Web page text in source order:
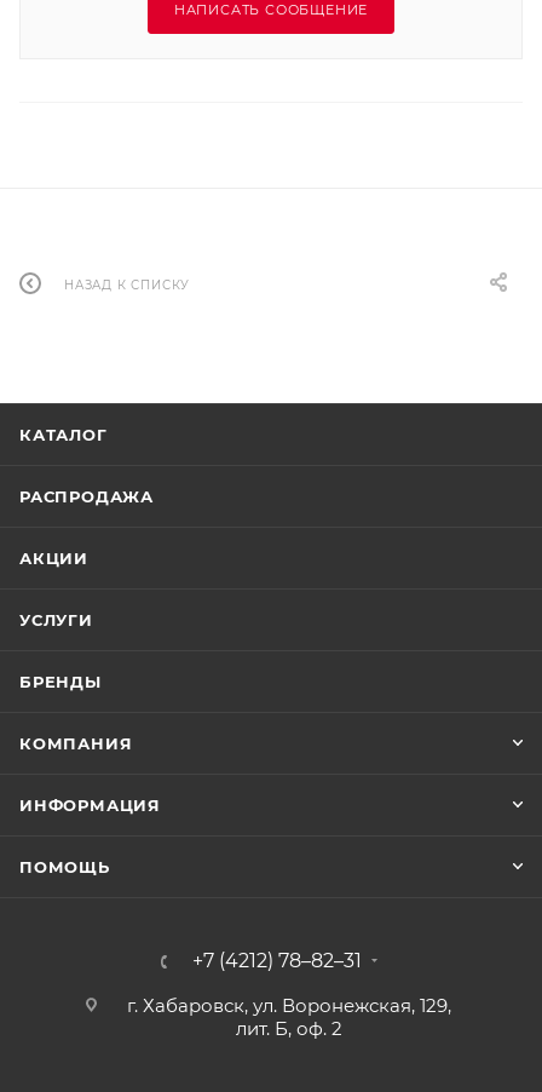
НАПИСАТЬ СООБЩЕНИЕ
НАЗАД К СПИСКУ
КАТАЛОГ
РАСПРОДАЖА
АКЦИИ
УСЛУГИ
БРЕНДЫ
КОМПАНИЯ
ИНФОРМАЦИЯ
ПОМОЩЬ
+7 (4212) 78–82–31
г. Хабаровск, ул. Воронежская, 129,
лит. Б, оф. 2